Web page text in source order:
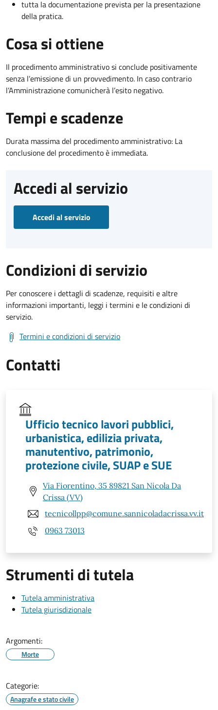
tutta la documentazione prevista per la presentazione
della pratica.
Cosa si ottiene
Il procedimento amministrativo si conclude positivamente
senza l’emissione di un provvedimento. In caso contrario
l’Amministrazione comunicherà l’esito negativo.
Tempi e scadenze
Durata massima del procedimento amministrativo: La
conclusione del procedimento è immediata.
Accedi al servizio
Accedi al servizio
Condizioni di servizio
Per conoscere i dettagli di scadenze, requisiti e altre
informazioni importanti, leggi i termini e le condizioni di
servizio.
Termini e condizioni di servizio
Contatti
Ufficio tecnico lavori pubblici,
urbanistica, edilizia privata,
manutentivo, patrimonio,
protezione civile, SUAP e SUE
Via Fiorentino, 35 89821 San Nicola Da
Crissa (VV)
tecnicollpp@comune.sannicoladacrissa.vv.it
0963 73013
Strumenti di tutela
Tutela amministrativa
Tutela giurisdizionale
Argomenti:
Morte
Categorie:
Anagrafe e stato civile